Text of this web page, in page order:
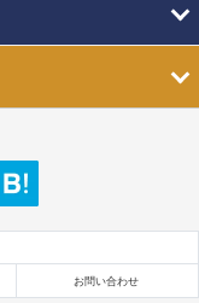
お問い合わせ